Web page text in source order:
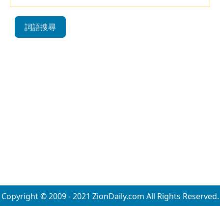
詞語搜尋
Copyright © 2009 - 2021 ZionDaily.com All Rights Reserved.